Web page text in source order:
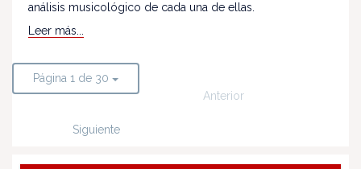
análisis musicológico de cada una de ellas.
Leer más...
Página 1 de 30
Anterior
Siguiente